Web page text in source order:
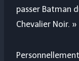
passer Batman
Chevalier Noir. »